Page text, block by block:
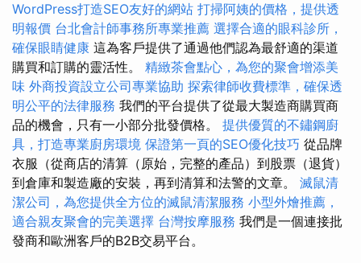
WordPress打造SEO友好的網站 打掃阿姨的價格，提供透
明報價 台北會計師事務所專業推薦 選擇合適的眼科診所，
確保眼睛健康 這為客戶提供了通過他們認為最舒適的渠道
購買和訂購的靈活性。 精緻茶會點心，為您的聚會增添美
味 外商投資設立公司專業協助 探索律師收費標準，確保透
明公平的法律服務 我們的平台提供了從最大製造商購買商
品的機會，只有一小部分批發價格。 提供優質的不鏽鋼廚
具，打造專業廚房環境 保證第一頁的SEO優化技巧 從品牌
衣服（從商店的清算（原始，完整的產品）到股票（退貨）
到倉庫和製造廠的安裝，再到清算和法警的文章。 滅鼠清
潔公司，為您提供全方位的滅鼠清潔服務 小型外燴推薦，
適合親友聚會的完美選擇 台灣按摩服務 我們是一個連接批
發商和歐洲客戶的B2B交易平台。